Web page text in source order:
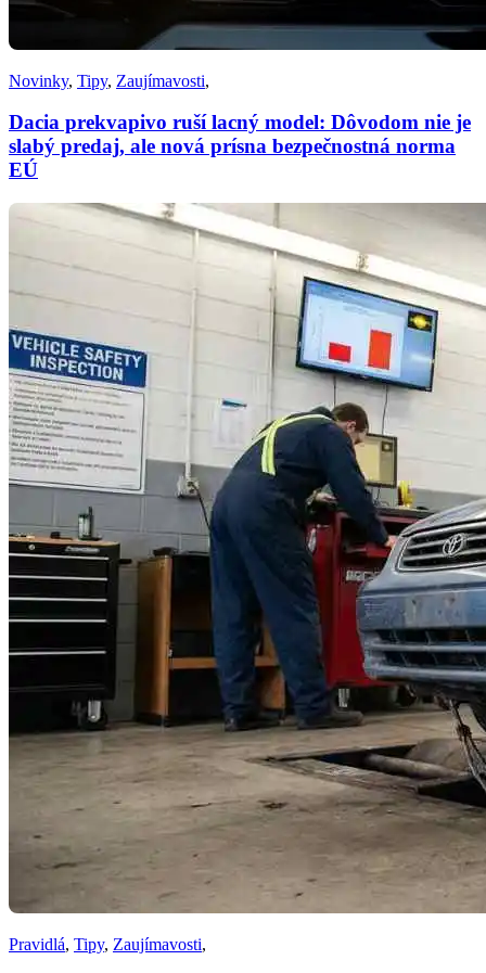
Novinky, Tipy, Zaujímavosti,
Dacia prekvapivo ruší lacný model: Dôvodom nie je
slabý predaj, ale nová prísna bezpečnostná norma
EÚ
Pravidlá, Tipy, Zaujímavosti,